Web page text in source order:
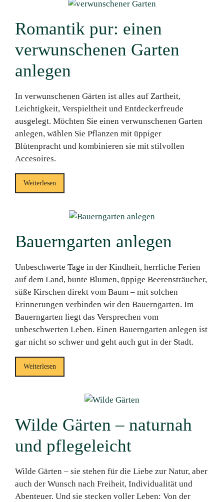
Romantik pur: einen
verwunschenen Garten
anlegen
In verwunschenen Gärten ist alles auf Zartheit,
Leichtigkeit, Verspieltheit und Entdeckerfreude
ausgelegt. Möchten Sie einen verwunschenen Garten
anlegen, wählen Sie Pflanzen mit üppiger
Blütenpracht und kombinieren sie mit stilvollen
Accesoires.
Weiterlesen
Bauerngarten anlegen
Unbeschwerte Tage in der Kindheit, herrliche Ferien
auf dem Land, bunte Blumen, üppige Beerensträucher,
süße Kirschen direkt vom Baum – mit solchen
Erinnerungen verbinden wir den Bauerngarten. Im
Bauerngarten liegt das Versprechen vom
unbeschwerten Leben. Einen Bauerngarten anlegen ist
gar nicht so schwer und geht auch gut in der Stadt.
Weiterlesen
Wilde Gärten – naturnah
und pflegeleicht
Wilde Gärten – sie stehen für die Liebe zur Natur, aber
auch der Wunsch nach Freiheit, Individualität und
Abenteuer. Und sie stecken voller Leben: Von der